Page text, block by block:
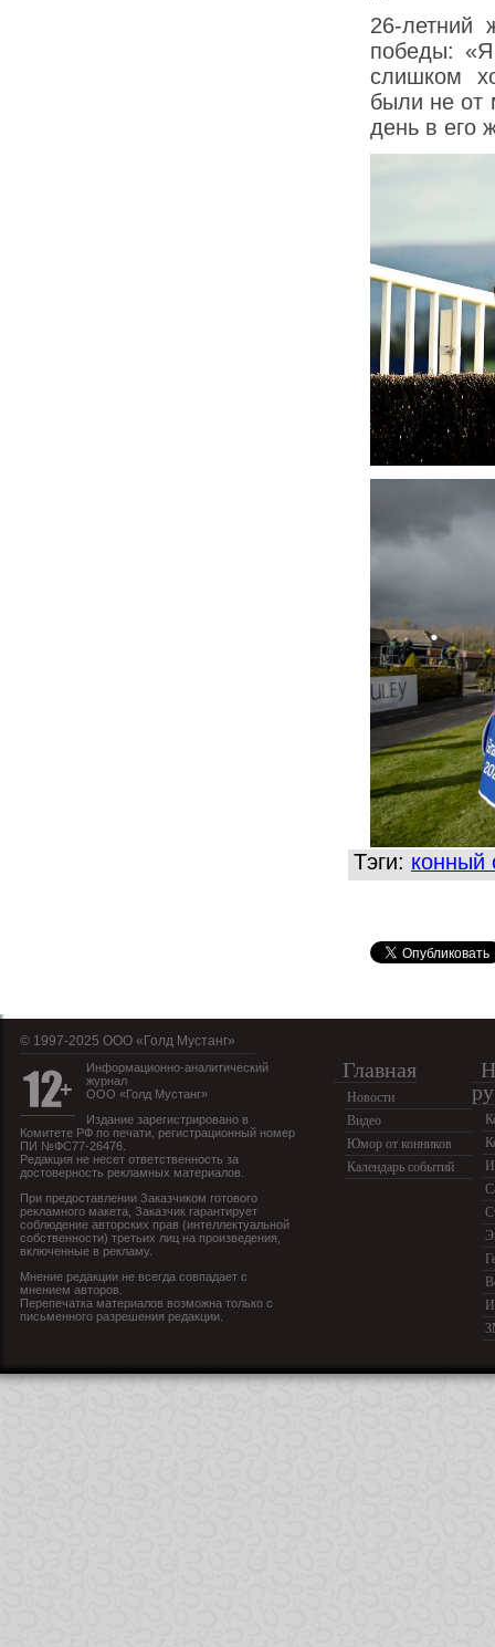
26-летний
победы:
слишком
были не от
день в его
Тэги: конный
© 1997-2025 OOO «Голд Мустанг»
Информационно-аналитический
журнал
ООО «Голд Мустанг»
Издание зарегистрировано в
Комитете РФ по печати, регистрационный номер
ПИ №ФС77-26476.
Редакция не несет ответственность за
достоверность рекламных материалов.
При предоставлении Заказчиком готового
рекламного макета, Заказчик гарантирует
соблюдение авторских прав (интеллектуальной
собственности) третьих лиц на произведения,
включенные в рекламу.
Мнение редакции не всегда совпадает с
мнением авторов.
Перепечатка материалов возможна только с
письменного разрешения редакции.
Главная
Новости
Видео
Юмор от конников
Календарь событий